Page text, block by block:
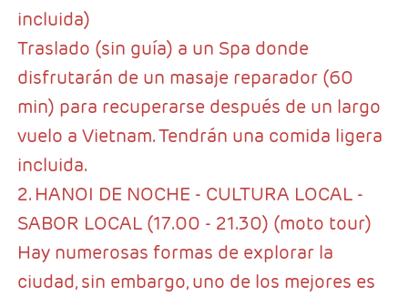
incluida)
Traslado (sin guía) a un Spa donde
disfrutarán de un masaje reparador (60
min) para recuperarse después de un largo
vuelo a Vietnam. Tendrán una comida ligera
incluida.
2. HANOI DE NOCHE - CULTURA LOCAL -
SABOR LOCAL (17.00 - 21.30) (moto tour)
Hay numerosas formas de explorar la
ciudad, sin embargo, uno de los mejores es